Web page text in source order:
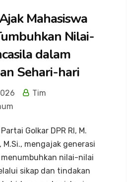
Mahasiswa
Nilai-
dalam
Sehari-hari
Tim
Golkar DPR RI, M.
M.Si., mengajak generasi
nilai-nilai
sikap dan tindakan